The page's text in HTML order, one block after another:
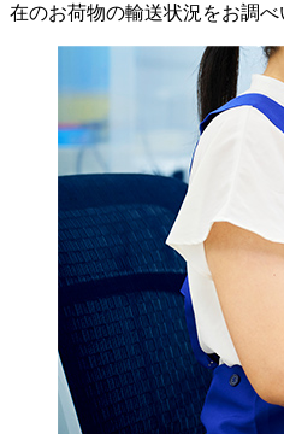
在のお荷物の輸送状況をお調べ